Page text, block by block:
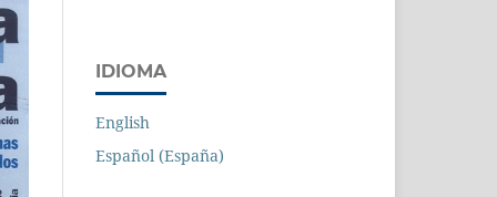
IDIOMA
English
Español (España)